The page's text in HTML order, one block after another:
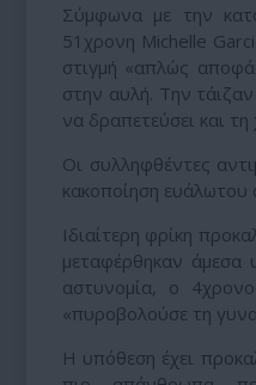
Σύμφωνα με την
51χρονη Michelle
στιγμή «απλώς
στην αυλή. Την
να δραπετεύσει και
Οι συλληφθέντες
κακοποίηση ευάλωτου
Ιδιαίτερη φρίκη
μεταφέρθηκαν
αστυνομία, ο
«πυροβολούσε τη
Η υπόθεση έχει